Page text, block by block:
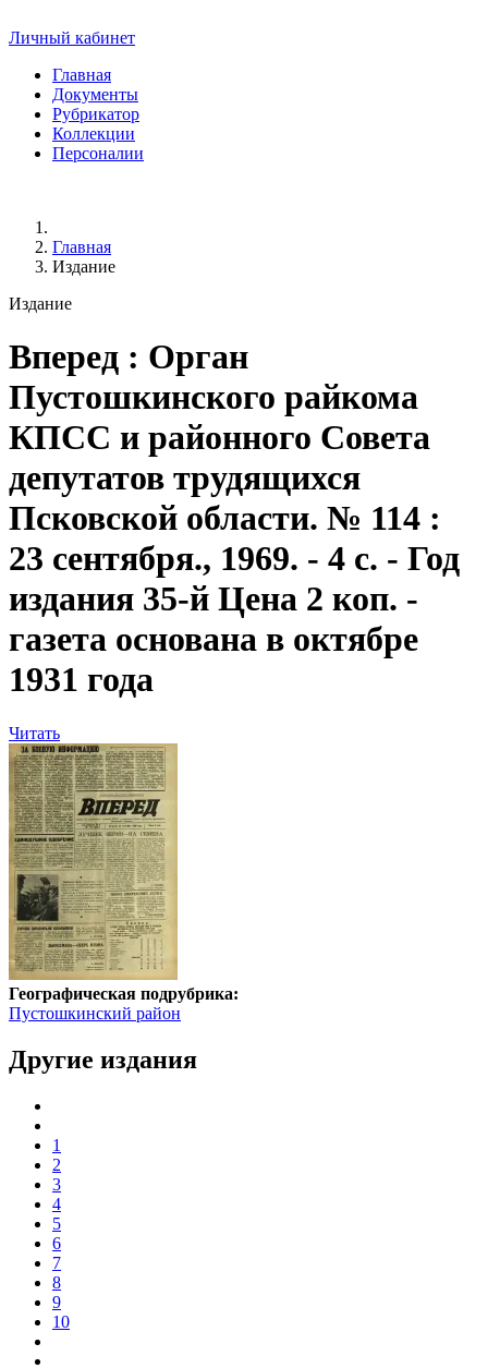
Личный кабинет
Главная
Документы
Рубрикатор
Коллекции
Персоналии
Главная
Издание
Издание
Вперед : Орган
Пустошкинского райкома
КПСС и районного Совета
депутатов трудящихся
Псковской области. № 114 :
23 сентября., 1969. - 4 с. - Год
издания 35-й Цена 2 коп. -
газета основана в октябре
1931 года
Читать
Географическая подрубрика:
Пустошкинский район
Другие издания
1
2
3
4
5
6
7
8
9
10